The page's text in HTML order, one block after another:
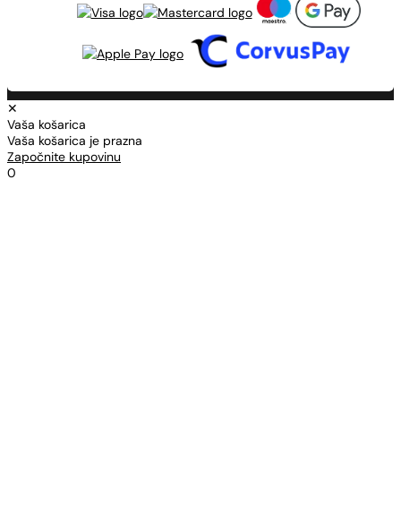
✕
Vaša košarica
Vaša košarica je prazna
Započnite kupovinu
0